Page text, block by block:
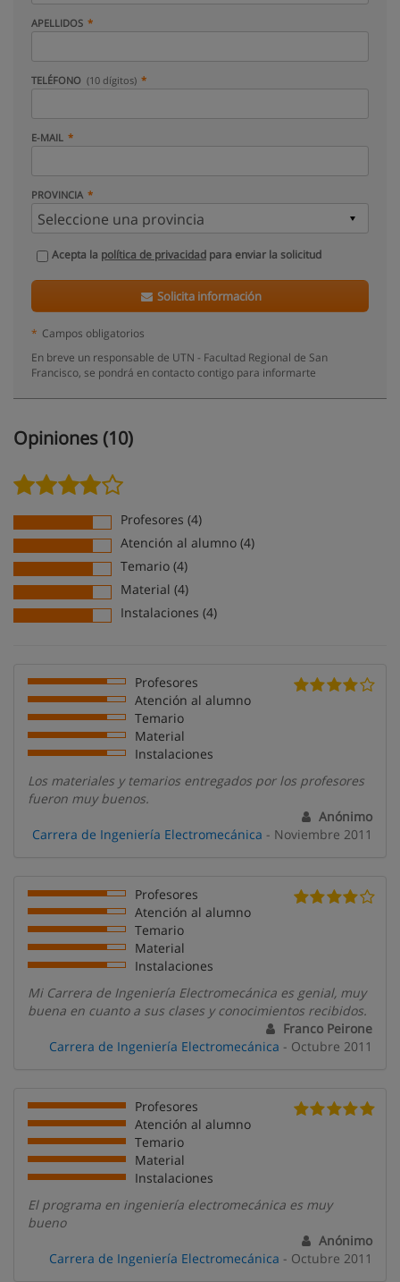
APELLIDOS
TELÉFONO (10 dígitos)
E-MAIL
PROVINCIA
Acepta la política de privacidad para enviar la solicitud
Solicita información
* Campos obligatorios
En breve un responsable de UTN - Facultad Regional de San
Francisco, se pondrá en contacto contigo para informarte
Opiniones (10)
Profesores (4)
Atención al alumno (4)
Temario (4)
Material (4)
Instalaciones (4)
Profesores
Atención al alumno
Temario
Material
Instalaciones
Los materiales y temarios entregados por los profesores
fueron muy buenos.
Anónimo
Carrera de Ingeniería Electromecánica - Noviembre 2011
Profesores
Atención al alumno
Temario
Material
Instalaciones
Mi Carrera de Ingeniería Electromecánica es genial, muy
buena en cuanto a sus clases y conocimientos recibidos.
Franco Peirone
Carrera de Ingeniería Electromecánica - Octubre 2011
Profesores
Atención al alumno
Temario
Material
Instalaciones
El programa en ingeniería electromecánica es muy
bueno
Anónimo
Carrera de Ingeniería Electromecánica - Octubre 2011